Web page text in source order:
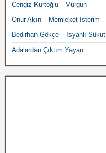
Cengiz Kurtoğlu – Vurgun
Onur Akın – Memleket İsterim
Bedirhan Gökçe – İsyanlı Sükut
Adalardan Çıktım Yayan